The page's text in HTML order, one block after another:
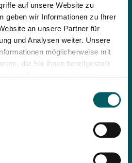
auf unsere Website zu
geben wir Informationen zu Ihrer
an unsere Partner für
und Analysen weiter. Unsere
möglicherweise mit
die Sie ihnen bereitgestellt
Nutzerdaten erteilen, willigen Sie
personenbezogener Daten in die
deren Diensten wir uns
Analytics und Facebook,
Trotzdem steht die